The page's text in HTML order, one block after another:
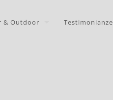
& Outdoor Testimonianze